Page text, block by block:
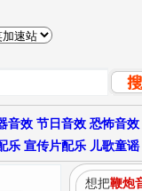
音效 节日音效 恐怖音效
乐 宣传片配乐 儿歌童谣
想把鞭炮